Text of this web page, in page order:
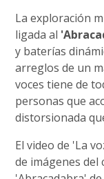
La exploración
ligada al
y baterías
arreglos de un
voces tiene de
personas que
distorsionada
El video de 'La
de imágenes del